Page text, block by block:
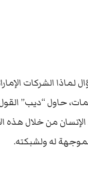
لماذا الشركات
حاول “ديب” القول
من خلال هذه
له ولشبكته.